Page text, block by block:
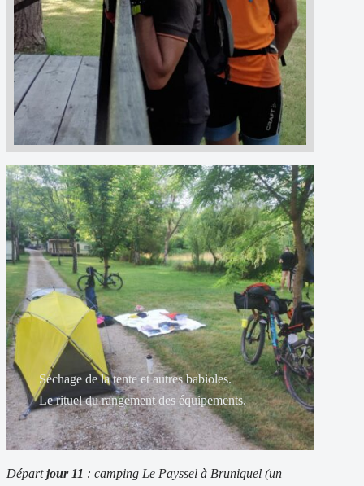
Séchage de la tente et autres babioles.
Le rituel du rangement des équipements.
Départjour 11 : camping Le Payssel à Bruniquel (un